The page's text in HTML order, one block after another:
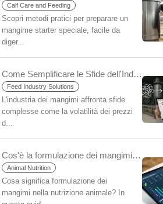
Calf Care and Feeding
Scopri metodi pratici per preparare un
mangime starter speciale, facile da
diger...
Come Semplificare le Sfide dell'Industria dei Mangimi Utilizzando YemYap?
Feed Industry Solutions
L'industria dei mangimi affronta sfide
complesse come la volatilità dei prezzi
d...
Cos'è la formulazione dei mangimi per principianti?
Animal Nutrition
Cosa significa formulazione dei
mangimi nella nutrizione animale? In